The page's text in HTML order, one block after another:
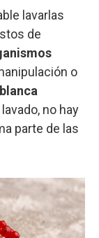
lavarlas
de
o
no hay
parte de las